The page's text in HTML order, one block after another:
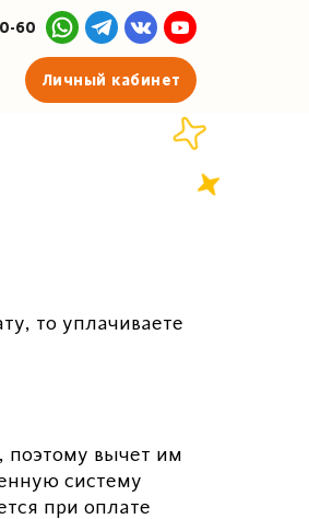
60
Личный кабинет
то уплачиваете
поэтому вычет им
систему
при оплате